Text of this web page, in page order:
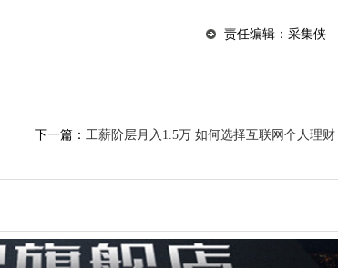
责任编辑：采集侠
下一篇： 工薪阶层月入1.5万 如何选择互联网个人理财